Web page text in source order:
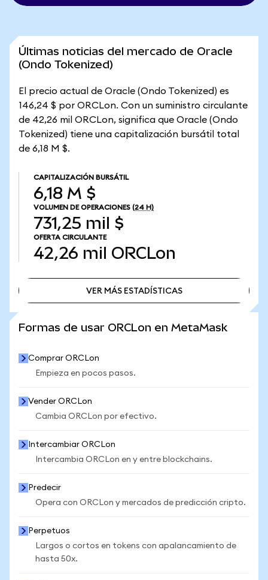
Últimas noticias del mercado de Oracle
(Ondo Tokenized)
El precio actual de Oracle (Ondo Tokenized) es
146,24 $ por ORCLon. Con un suministro circulante
de 42,26 mil ORCLon, significa que Oracle (Ondo
Tokenized) tiene una capitalización bursátil total
de 6,18 M $.
CAPITALIZACIÓN BURSÁTIL
6,18 M $
VOLUMEN DE OPERACIONES (24 H)
731,25 mil $
OFERTA CIRCULANTE
42,26 mil ORCLon
VER MÁS ESTADÍSTICAS
Formas de usar ORCLon en MetaMask
Comprar ORCLon
Empieza en pocos pasos.
Vender ORCLon
Cambia ORCLon por efectivo.
Intercambiar ORCLon
Intercambia ORCLon en y entre blockchains.
Predecir
Opera con ORCLon y mercados de predicción cripto.
Perpetuos
Largos o cortos en tokens con apalancamiento de
hasta 50x.